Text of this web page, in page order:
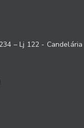
– Lj 122 - Candelária